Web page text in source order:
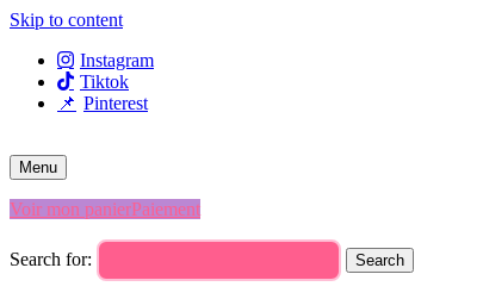
Skip to content
Instagram
Tiktok
Pinterest
Menu
Voir mon panierPaiement
Search for: Search